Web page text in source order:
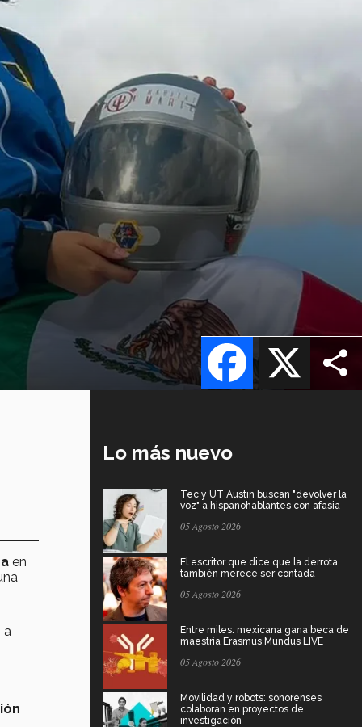
X
Facebook
en
a
Lo más nuevo
Tec y UT Austin buscan "devolver la
voz" a hispanohablantes con afasia
05 Agosto 2026
El escritor que dice que la derrota
también merece ser contada
05 Agosto 2026
Entre miles: mexicana gana beca de
maestría Erasmus Mundus LIVE
05 Agosto 2026
Movilidad y robots: sonorenses
colaboran en proyectos de
investigación